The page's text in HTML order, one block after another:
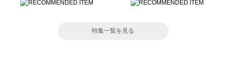
特集一覧を見る